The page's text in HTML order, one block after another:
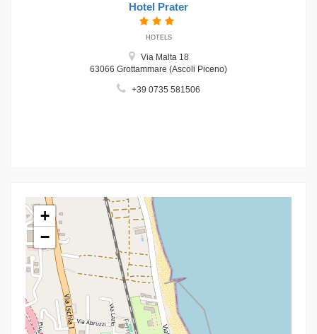
Hotel Prater
HOTELS
Via Malta 18
63066 Grottammare (Ascoli Piceno)
+39 0735 581506
+
−